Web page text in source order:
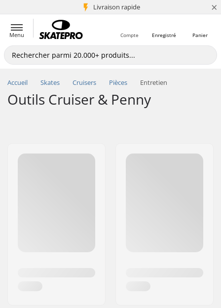
Livraison rapide
+5 mio de clients ×
Menu Panier
Enregistré
Compte
Accueil Skates Cruisers Pièces Entretien
Outils Cruiser & Penny